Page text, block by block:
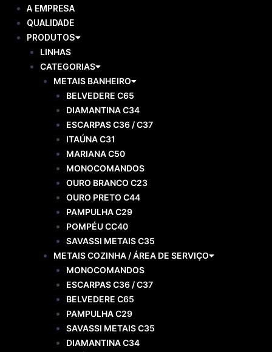
A EMPRESA
QUALIDADE
PRODUTOS
LINHAS
CATEGORIAS
METAIS BANHEIRO
BELVEDERE C65
DIAMANTINA C34
ESCARPAS C36 / C37
ITAÚNA C31
MARIANA C50
MONOCOMANDOS
OURO BRANCO C23
OURO PRETO C44
PAMPULHA C29
POMPÉU CC40
SAVASSI METAIS C35
METAIS COZINHA / ÁREA DE SERVIÇO
MONOCOMANDOS
ESCARPAS C36 / C37
BELVEDERE C65
PAMPULHA C29
SAVASSI METAIS C35
DIAMANTINA C34